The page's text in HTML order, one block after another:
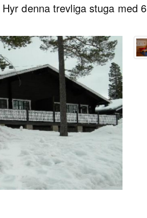
Hyr denna trevliga stuga med